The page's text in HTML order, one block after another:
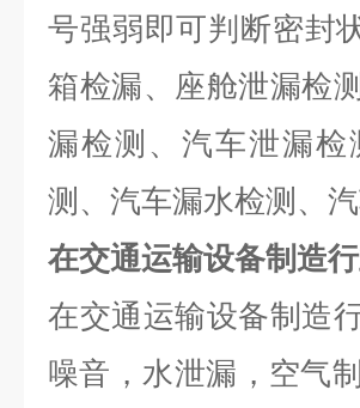
号强弱即可判断密封
箱检漏、座舱泄漏检
漏检测、汽车泄漏
测、汽车漏水检测、
在交通运输设备制造
在交通运输设备制造
噪音，水泄漏，空气